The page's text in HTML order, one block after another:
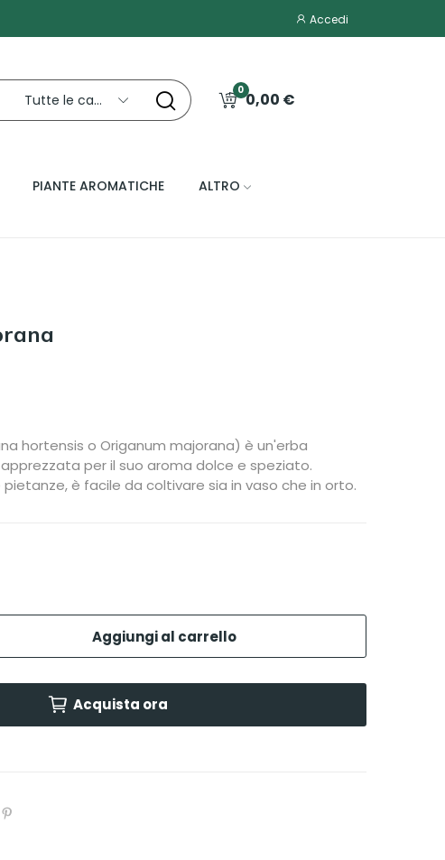
Accedi
Tutte le categorie 0,00 €
0
PIANTE AROMATICHE
ALTRO
hortensis o Origanum majorana) è un'erba
per il suo aroma dolce e speziato.
è facile da coltivare sia in vaso che in orto.
Aggiungi al carrello
Acquista ora